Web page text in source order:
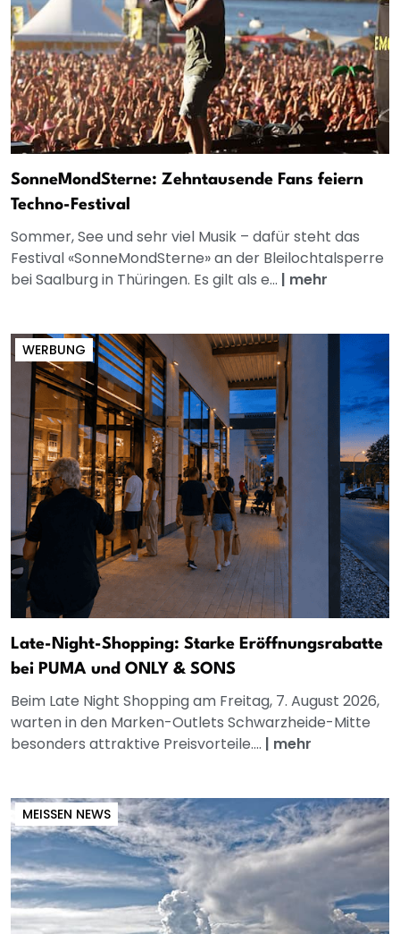
SonneMondSterne: Zehntausende Fans feiern
Techno-Festival
Sommer, See und sehr viel Musik – dafür steht das
Festival «SonneMondSterne» an der Bleilochtalsperre
bei Saalburg in Thüringen. Es gilt als e... | mehr
WERBUNG
Late-Night-Shopping: Starke Eröffnungsrabatte
bei PUMA und ONLY & SONS
Beim Late Night Shopping am Freitag, 7. August 2026,
warten in den Marken-Outlets Schwarzheide-Mitte
besonders attraktive Preisvorteile.... | mehr
MEISSEN NEWS